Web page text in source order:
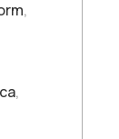
,
,